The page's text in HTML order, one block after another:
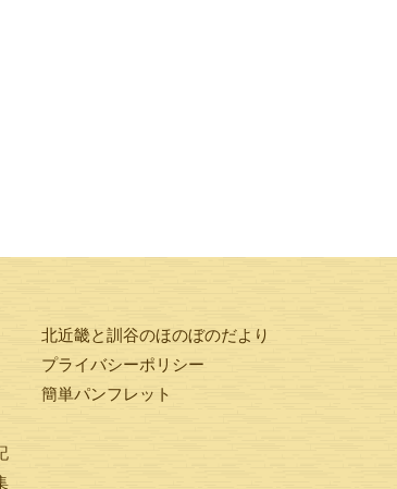
北近畿と訓谷のほのぼのだより
プライバシーポリシー
簡単パンフレット